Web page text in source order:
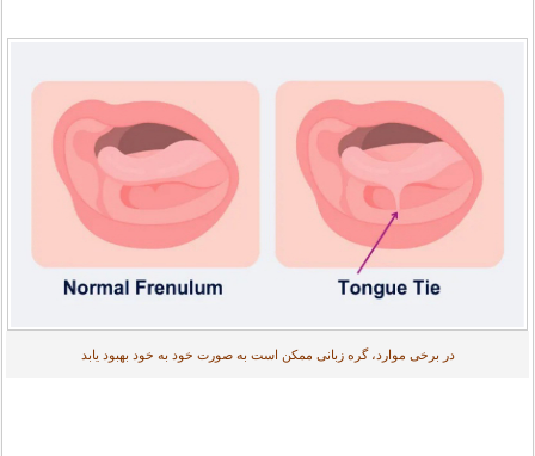
در برخی موارد، گره زبانی ممکن است به صورت خود به خود بهبود یابد